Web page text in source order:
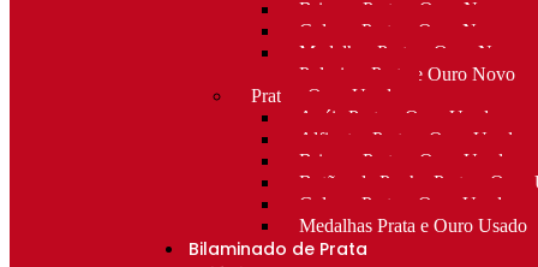
Brincos Prata e Ouro Novo
Colares Prata e Ouro Novo
Medalhas Prata e Ouro Novo
Pulseiras Prata e Ouro Novo
Prata e Ouro Usado
Anéis Prata e Ouro Usado
Alfinetes Prata e Ouro Usado
Brincos Prata e Ouro Usado
Botões de Punho Prata e Ouro
Colares Prata e Ouro Usado
Medalhas Prata e Ouro Usado
Bilaminado de Prata